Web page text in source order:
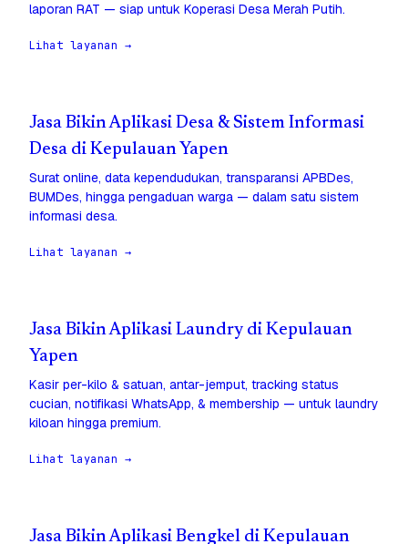
laporan RAT — siap untuk Koperasi Desa Merah Putih.
Lihat layanan →
Jasa Bikin Aplikasi Desa & Sistem Informasi
Desa di Kepulauan Yapen
Surat online, data kependudukan, transparansi APBDes,
BUMDes, hingga pengaduan warga — dalam satu sistem
informasi desa.
Lihat layanan →
Jasa Bikin Aplikasi Laundry di Kepulauan
Yapen
Kasir per-kilo & satuan, antar-jemput, tracking status
cucian, notifikasi WhatsApp, & membership — untuk laundry
kiloan hingga premium.
Lihat layanan →
Jasa Bikin Aplikasi Bengkel di Kepulauan